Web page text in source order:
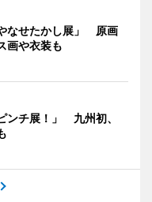
なせたかし展」 原画
画や衣装も
ンチ展！」 九州初、